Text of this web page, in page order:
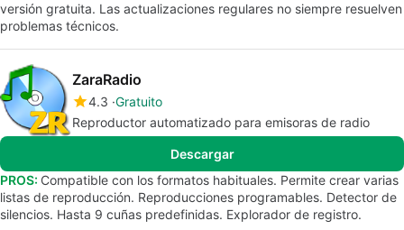
versión gratuita. Las actualizaciones regulares no siempre resuelven
problemas técnicos.
ZaraRadio
4.3 Gratuito
Reproductor automatizado para emisoras de radio
Descargar
PROS: Compatible con los formatos habituales. Permite crear varias
listas de reproducción. Reproducciones programables. Detector de
silencios. Hasta 9 cuñas predefinidas. Explorador de registro.